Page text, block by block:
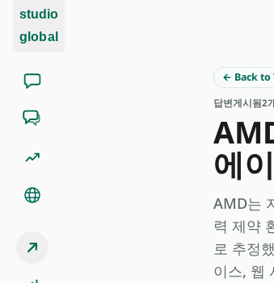
studio
global
← Back to
답변게시됨2
에
AMD는
력 제약
로 추정
이스, 웹